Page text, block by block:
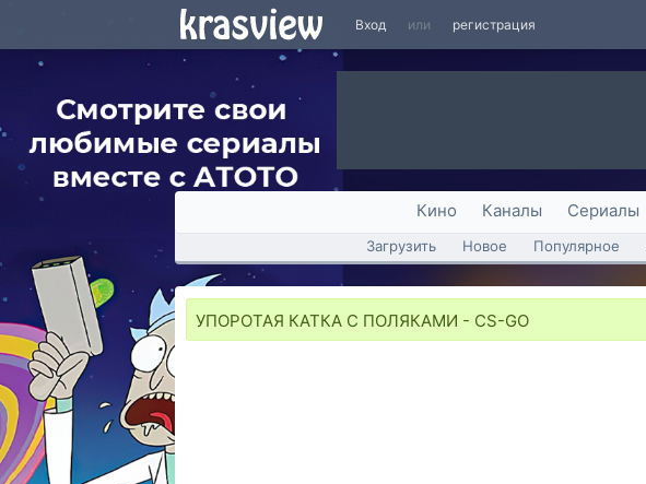
Вход или регистрация
Кино Каналы Сериалы
Загрузить Новое Популярное
УПОРОТАЯ КАТКА С ПОЛЯКАМИ - CS-GO